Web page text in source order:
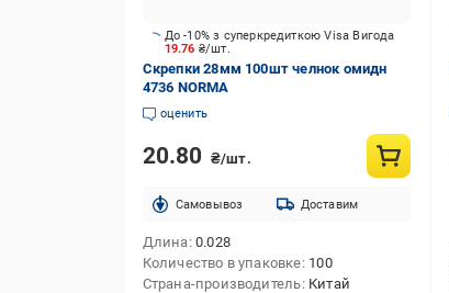
19.76 ₴/шт.
До -10% з суперкредиткою Visa Вигода
Скрепки 28мм 100шт челнок омидн
4736 NORMA
оценить
20.80 ₴/шт.
Cамовывоз Доставим
Длина 0.028
Количество в упаковке 100
Страна-производитель Китай